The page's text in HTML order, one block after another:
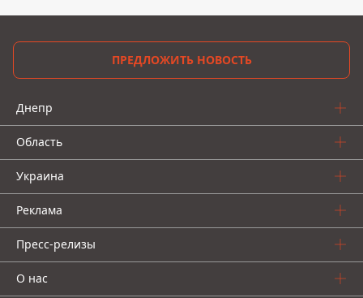
ПРЕДЛОЖИТЬ НОВОСТЬ
Днепр
Область
Украина
Реклама
Пресс-релизы
О нас